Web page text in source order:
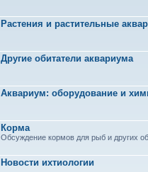
Растения и растительные
Другие обитатели аквариума
Аквариум: оборудование и
Корма
Обсуждение кормов для рыб и других
Новости ихтиологии